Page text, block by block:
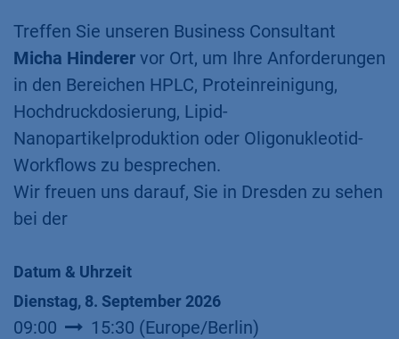
Treffen Sie unseren Business Consultant
Micha Hinderer vor Ort, um Ihre Anforderungen
in den Bereichen HPLC, Proteinreinigung,
Hochdruckdosierung, Lipid-
Nanopartikelproduktion oder Oligonukleotid-
Workflows zu besprechen.
Wir freuen uns darauf, Sie in Dresden zu sehen
bei der
Datum & Uhrzeit
Dienstag, 8. September 2026
09:00 15:30 (Europe/Berlin)